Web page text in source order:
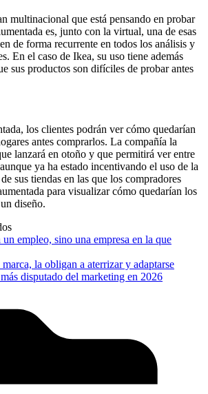
multinacional que está pensando en probar
es, junto con la virtual, una de esas
de forma recurrente en todos los análisis y
En el caso de Ikea, su uso tiene además
sus productos son difíciles de probar antes
los clientes podrán ver cómo quedarían
antes comprarlos. La compañía la
lanzará en otoño y que permitirá ver entre
ya ha estado incentivando el uso de la
sus tiendas en las que los compradores
para visualizar cómo quedarían los
diseño.
empleo, sino una empresa en la que
la obligan a aterrizar y adaptarse
disputado del marketing en 2026